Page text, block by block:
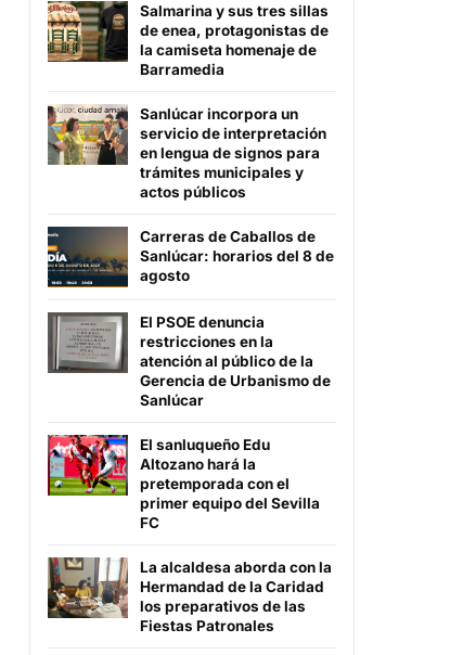
Salmarina y sus tres sillas
de enea, protagonistas de
la camiseta homenaje de
Barramedia
Sanlúcar incorpora un
servicio de interpretación
en lengua de signos para
trámites municipales y
actos públicos
Carreras de Caballos de
Sanlúcar: horarios del 8 de
agosto
El PSOE denuncia
restricciones en la
atención al público de la
Gerencia de Urbanismo de
Sanlúcar
El sanluqueño Edu
Altozano hará la
pretemporada con el
primer equipo del Sevilla
FC
La alcaldesa aborda con la
Hermandad de la Caridad
los preparativos de las
Fiestas Patronales